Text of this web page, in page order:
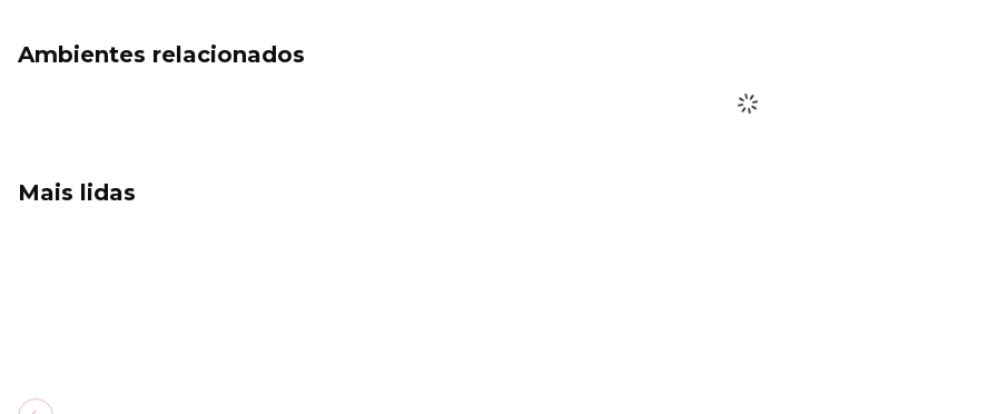
Ambientes relacionados
Mais lidas